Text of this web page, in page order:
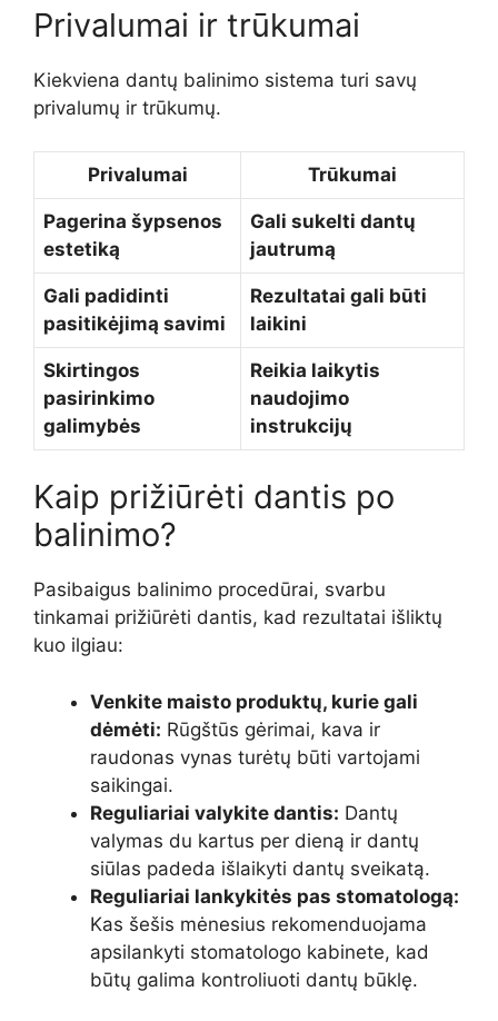
Privalumai ir trūkumai
Kiekviena dantų balinimo sistema turi savų
privalumų ir trūkumų.
Privalumai Trūkumai
Pagerina šypsenos
estetiką
Gali sukelti dantų
jautrumą
Gali padidinti
pasitikėjimą savimi
Rezultatai gali būti
laikini
Skirtingos
pasirinkimo
galimybės
Reikia laikytis
naudojimo
instrukcijų
Kaip prižiūrėti dantis po
balinimo?
Pasibaigus balinimo procedūrai, svarbu
tinkamai prižiūrėti dantis, kad rezultatai išliktų
kuo ilgiau:
Venkite maisto produktų, kurie gali
dėmėti: Rūgštūs gėrimai, kava ir
raudonas vynas turėtų būti vartojami
saikingai.
Reguliariai valykite dantis: Dantų
valymas du kartus per dieną ir dantų
siūlas padeda išlaikyti dantų sveikatą.
Reguliariai lankykitės pas stomatologą:
Kas šešis mėnesius rekomenduojama
apsilankyti stomatologo kabinete, kad
būtų galima kontroliuoti dantų būklę.